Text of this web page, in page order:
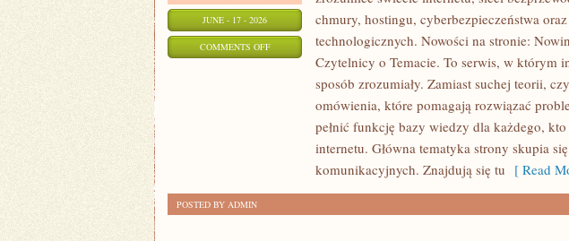
JUNE - 17 - 2026
COMMENTS OFFON
REGULACJE
chmury, hostingu, cyberbezpieczeństwa
technologicznych. Nowości na stronie:
Czytelnicy o Temacie. To serwis, w którym
sposób zrozumiały. Zamiast suchej teorii,
omówienia, które pomagają rozwiązać
pełnić funkcję bazy wiedzy dla każdego,
internetu. Główna tematyka strony skupia
komunikacyjnych. Znajdują się tu [ Read
POSTED BY ADMIN